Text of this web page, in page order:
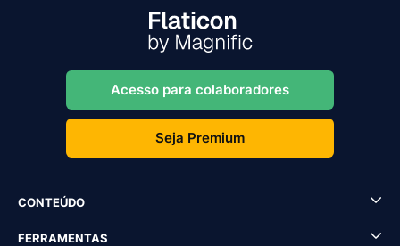
Acesso para colaboradores
Seja Premium
CONTEÚDO
FERRAMENTAS